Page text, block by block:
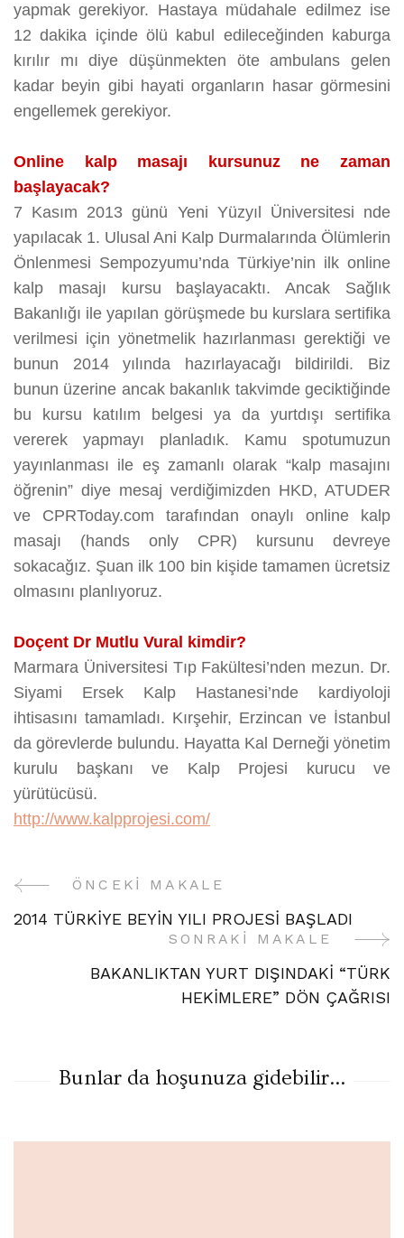
yapmak gerekiyor. Hastaya müdahale edilmez ise
12 dakika içinde ölü kabul edileceğinden kaburga
kırılır mı diye düşünmekten öte ambulans gelen
kadar beyin gibi hayati organların hasar görmesini
engellemek gerekiyor.
Online kalp masajı kursunuz ne zaman
başlayacak?
7 Kasım 2013 günü Yeni Yüzyıl Üniversitesi nde
yapılacak 1. Ulusal Ani Kalp Durmalarında Ölümlerin
Önlenmesi Sempozyumu’nda Türkiye’nin ilk online
kalp masajı kursu başlayacaktı. Ancak Sağlık
Bakanlığı ile yapılan görüşmede bu kurslara sertifika
verilmesi için yönetmelik hazırlanması gerektiği ve
bunun 2014 yılında hazırlayacağı bildirildi. Biz
bunun üzerine ancak bakanlık takvimde geciktiğinde
bu kursu katılım belgesi ya da yurtdışı sertifika
vererek yapmayı planladık. Kamu spotumuzun
yayınlanması ile eş zamanlı olarak “kalp masajını
öğrenin” diye mesaj verdiğimizden HKD, ATUDER
ve CPRToday.com tarafından onaylı online kalp
masajı (hands only CPR) kursunu devreye
sokacağız. Şuan ilk 100 bin kişide tamamen ücretsiz
olmasını planlıyoruz.
Doçent Dr Mutlu Vural kimdir?
Marmara Üniversitesi Tıp Fakültesi’nden mezun. Dr.
Siyami Ersek Kalp Hastanesi’nde kardiyoloji
ihtisasını tamamladı. Kırşehir, Erzincan ve İstanbul
da görevlerde bulundu. Hayatta Kal Derneği yönetim
kurulu başkanı ve Kalp Projesi kurucu ve
yürütücüsü.
http://www.kalpprojesi.com/
YazıÖNCEKI MAKALE
2014 TÜRKİYE BEYİN YILI PROJESİ BAŞLADI
SONRAKI MAKALE
BAKANLIKTAN YURT DIŞINDAKİ “TÜRK
HEKİMLERE” DÖN ÇAĞRISI
Bunlar da hoşunuza gidebilir...